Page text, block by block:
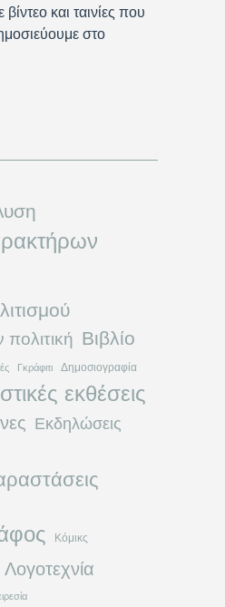
και ταινίες που
στο
Βιβλίο
Γκράφιτι Δημοσιογραφία
εκθέσεις
Εκδηλώσεις
Κόμικς
Λογοτεχνία